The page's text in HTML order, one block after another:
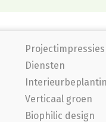
Projectimpressies
Diensten
Verticaal groen
Biophilic design